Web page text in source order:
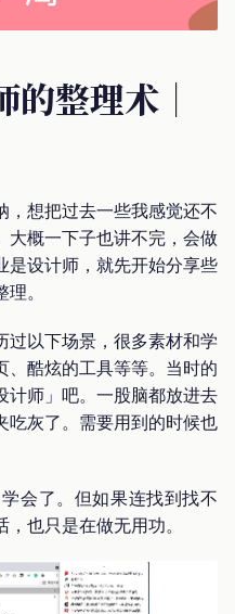
整理术｜
，想把过去一些我感觉还不
大概一下子也讲不完，会做
是设计师，就先开始分享些
。
过以下场景，很多素材和学
、酷炫的工具等等。当时的
计师」吧。一股脑都放进去
吃灰了。需要用到的时候也
会了。但如果连找到找不
也只是在做无用功。